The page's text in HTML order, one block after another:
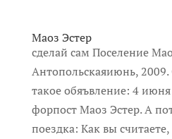
Маоз Эстер
сделай сам Поселение
Антопольскаяиюнь,
такое обяъвление: 4
форпост Маоз Эстер. А
поездка: Как вы